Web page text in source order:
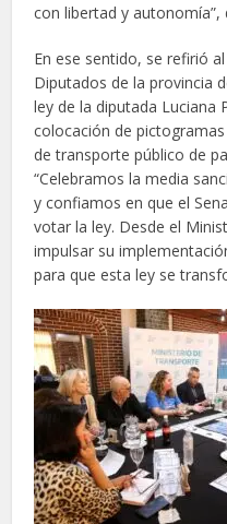
con libertad y
En ese sentido, se refirió
Diputados de la provincia
ley de la diputada Luciana
colocación de
de transporte público de
“Celebramos la media
y confiamos en que el
votar la ley. Desde el
impulsar su
para que esta ley se